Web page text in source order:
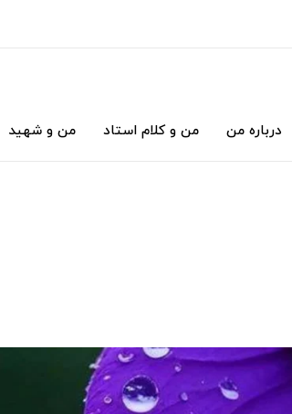
درباره من من و کلام استاد من و شهید